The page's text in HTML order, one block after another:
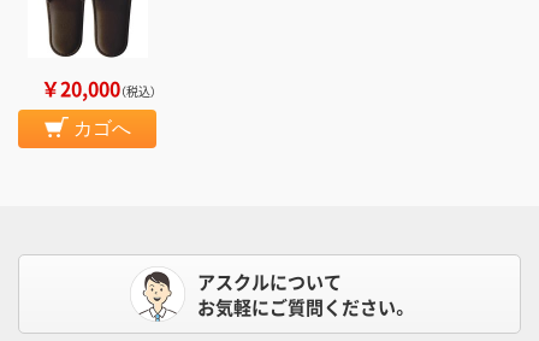
￥20,000（税込）
カゴへ
アスクルについて
お気軽にご質問ください。